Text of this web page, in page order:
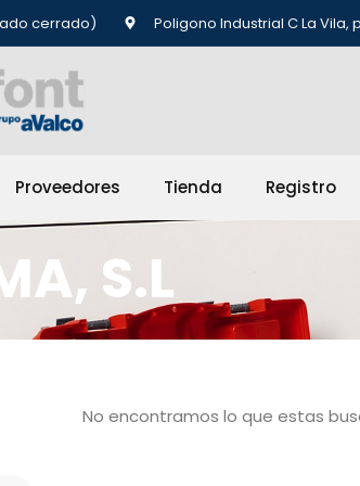
cerrado) Poligono Industrial C La
Proveedores Tienda Registro
S.L
No encontramos lo que estas